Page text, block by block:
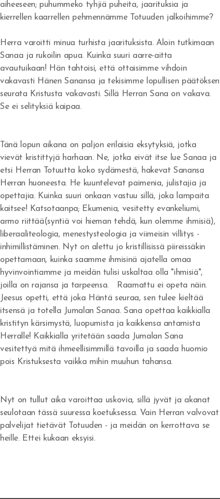
aiheeseen; puhummeko tyhjiä puheita, jaarituksia ja
kierrellen kaarrellen pehmennämme Totuuden jalkoihimme?
Herra varoitti minua turhista jaarituksista. Aloin tutkimaan
Sanaa ja rukoilin apua. Kuinka suuri aarre-aitta
avautuikaan! Hän tahtoisi, että ottaisimme vihdoin
vakavasti Hänen Sanansa ja tekisimme lopullisen päätöksen
seurata Kristusta vakavasti. Sillä Herran Sana on vakava.
Se ei selityksiä kaipaa.
Tänä lopun aikana on paljon erilaisia eksytyksiä, jotka
vievät kristittyjä harhaan. Ne, jotka eivät itse lue Sanaa ja
etsi Herran Totuutta koko sydämestä, hakevat Sanansa
Herran huoneesta. He kuuntelevat paimenia, julistajia ja
opettajia. Kuinka suuri onkaan vastuu sillä, joka lampaita
kaitsee! Katsotaanpa; Ekumenia, vesitetty evankeliumi,
armo riittää(syntiä voi hieman tehdä, kun olemme ihmisiä),
liberaaliteologia, menestysteologia ja viimeisin villitys -
inhimillistäminen. Nyt on alettu jo kristillisissä piireissäkin
opettamaan, kuinka saamme ihmisinä ajatella omaa
hyvinvointiamme ja meidän tulisi uskaltaa olla "ihmisiä",
joilla on rajansa ja tarpeensa. Raamattu ei opeta näin.
Jeesus opetti, että joka Häntä seuraa, sen tulee kieltää
itsensä ja totella Jumalan Sanaa. Sana opettaa kaikkialla
kristityn kärsimystä, luopumista ja kaikkensa antamista
Herralle! Kaikkialla yritetään saada Jumalan Sana
vesitettyä mitä ihmeellisimmillä tavoilla ja saada huomio
pois Kristuksesta vaikka mihin muuhun tahansa.
Nyt on tullut aika varoittaa uskovia, sillä jyvät ja akanat
seulotaan tässä suuressa koetuksessa. Vain Herran valvovat
palvelijat tietävät Totuuden - ja meidän on kerrottava se
heille. Ettei kukaan eksyisi.
Tuli syttyy rinnassa
Eben-ezer
Rakkautta veljiäni kohtaan
Jumala vapauttaa synnistä
Veljesten sovinto
Itsensä hyväksyminen
Tuomitseminen
Iankaikkisia siunauksia
Viisauden ja tiedon viettelys
Yritänkö pelastaa itseni?
Seuraatko Jeesusta?
Pyydä rakkautta ja saat sen
Jumalan Sanan kunnioittaminen
Uskon henki ja kuuliaisuus
Hedelmän tuottaminen ja suhde Herraan